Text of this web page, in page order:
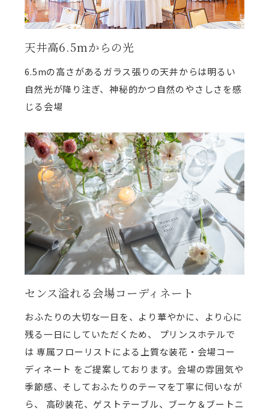
天井高6.5mからの光
6.5mの高さがあるガラス張りの天井からは明るい
自然光が降り注ぎ、神秘的かつ自然のやさしさを感
じる会場
センス溢れる会場コーディネート
おふたりの大切な一日を、より華やかに、より心に
残る一日にしていただくため、 プリンスホテルで
は 専属フローリストによる上質な装花・会場コー
ディネート をご提案しております。会場の雰囲気や
季節感、そしておふたりのテーマを丁寧に伺いなが
ら、 高砂装花、ゲストテーブル、ブーケ＆ブートニ